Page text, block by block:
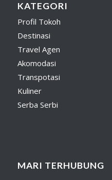
KATEGORI
Profil Tokoh
Destinasi
Travel Agen
Akomodasi
Transpotasi
Kuliner
Serba Serbi
MARI TERHUBUNG